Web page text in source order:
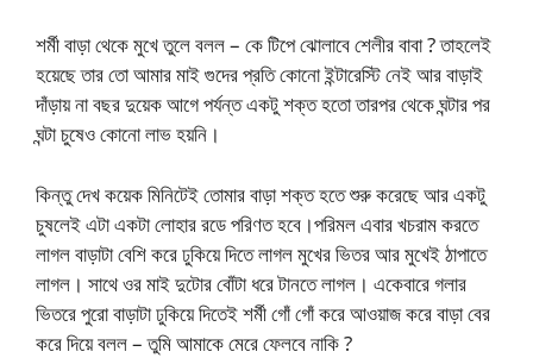
শর্মী বাড়া থেকে মুখে তুলে বলল – কে টিপে ঝোলাবে শেলীর বাবা ? তাহলেই
হয়েছে তার তো আমার মাই গুদের প্রতি কোনো ইন্টারেস্টি নেই আর বাড়াই
দাঁড়ায় না বছর দুয়েক আগে পর্যন্ত একটু শক্ত হতো তারপর থেকে ঘন্টার পর
ঘন্টা চুষেও কোনো লাভ হয়নি।
কিন্তু দেখ কয়েক মিনিটেই তোমার বাড়া শক্ত হতে শুরু করেছে আর একটু
চুষলেই এটা একটা লোহার রডে পরিণত হবে।পরিমল এবার খচরাম করতে
লাগল বাড়াটা বেশি করে ঢুকিয়ে দিতে লাগল মুখের ভিতর আর মুখেই ঠাপাতে
লাগল। সাথে ওর মাই দুটোর বোঁটা ধরে টানতে লাগল। একেবারে গলার
ভিতরে পুরো বাড়াটা ঢুকিয়ে দিতেই শর্মী গোঁ গোঁ করে আওয়াজ করে বাড়া বের
করে দিয়ে বলল – তুমি আমাকে মেরে ফেলবে নাকি ?